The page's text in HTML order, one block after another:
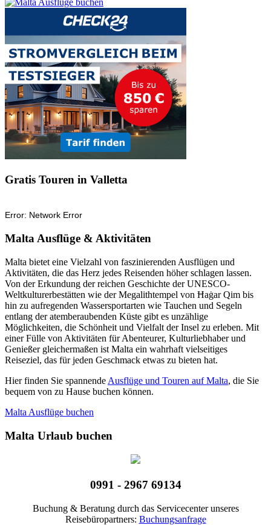
Gratis Touren in Valletta
Malta Ausflüge & Aktivitäten
Malta bietet eine Vielzahl von faszinierenden Ausflügen und
Aktivitäten, die das Herz jedes Reisenden höher schlagen lassen.
Von der Erkundung der reichen Geschichte der UNESCO-
Weltkulturerbestätten wie der Megalithtempel von Ħaġar Qim bis
hin zu aufregenden Wassersportarten wie Tauchen und Segeln
entlang der atemberaubenden Küste gibt es unzählige
Möglichkeiten, die Schönheit und Vielfalt der Insel zu erleben. Mit
einer Fülle von Aktivitäten für Abenteurer, Kulturliebhaber und
Genießer gleichermaßen ist Malta ein wahrhaft vielseitiges
Reiseziel, das für jeden Geschmack etwas zu bieten hat.
Hier finden Sie spannende Ausflüge und Touren auf Malta, die Sie
bequem von zu Hause buchen können.
Malta Ausflüge buchen
Malta Urlaub buchen
0991 - 2967 69134
Buchung & Beratung durch das Servicecenter unseres
Reisebüropartners: Buchungsanfrage